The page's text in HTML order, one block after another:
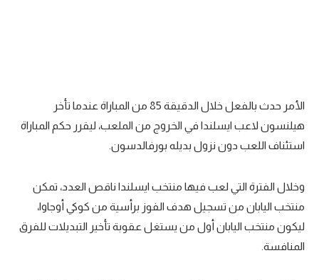
فيديو في الجول
الأمر حدث بالفعل خلال الدقيقة 85 من المباراة عندما تأخر
هيلنسون لاعب ايسلندا في الخروج من الملعب، ليقرر حكم المباراة
استئناف اللعب دون نزول بديله بورفالدسون.
وخلال الفترة التي لعب فيها منتخب ايسلندا ناقص العدد، تمكن
منتخب اليابان من تسجيل هدف الفوز برأسية من كوكي أوجاوا،
ليكون منتخب اليابان أول من يستغل عقوبة تأخير التبديلات للفرق
المنافسة.